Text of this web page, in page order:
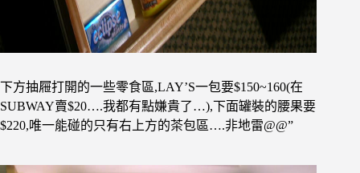
下方抽屜打開的一些零食區,LAY’S一包要$150~160(在
SUBWAY賣$20….我都有點嫌貴了…),下面罐裝的腰果要
$220,唯一能碰的只有右上方的茶包區….非地雷@@”